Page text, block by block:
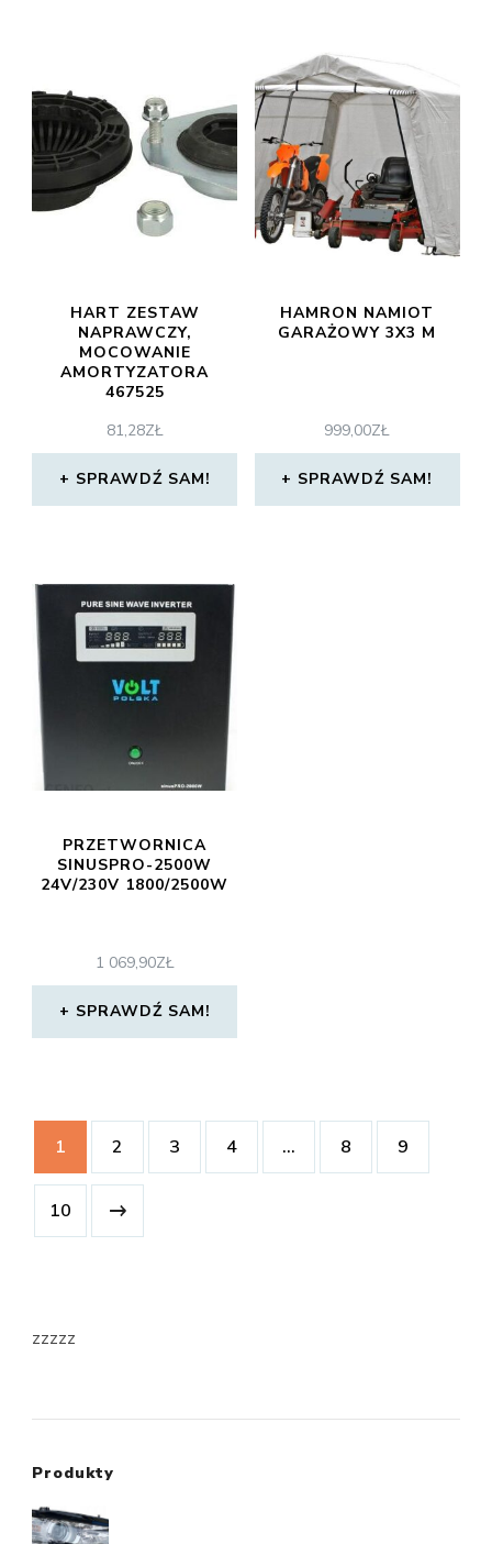
HART ZESTAW
NAPRAWCZY,
MOCOWANIE
AMORTYZATORA
467525
81,28ZŁ
SPRAWDŹ SAM!
HAMRON NAMIOT
GARAŻOWY 3X3 M
999,00ZŁ
SPRAWDŹ SAM!
PRZETWORNICA
SINUSPRO-2500W
24V/230V 1800/2500W
1 069,90ZŁ
SPRAWDŹ SAM!
1 2 3 4 … 8 9
10
zzzzz
Produkty